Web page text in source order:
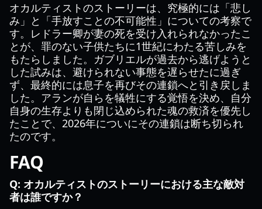
オカルティストのストーリーは、究極的には「悲し
み」と「手放すことの不可能性」についての考察で
す。レドラー卿が妻の死を受け入れられなかったこ
とが、罪のない子供たちに1世紀にわたる苦しみを
もたらしました。ガブリエルが過去から逃げようと
した試みは、避けられない事態を遅らせたに過ぎ
ず、最終的には息子を再びその連鎖へと引き戻しま
した。アランが自らを犠牲にする覚悟を決め、自分
自身の生存よりも閉じ込められた魂の救済を優先し
たことで、2026年についにその連鎖は断ち切られ
たのです。
FAQ
Q: オカルティストのストーリーにおける主な敵対
者は誰ですか？